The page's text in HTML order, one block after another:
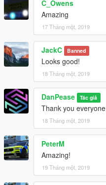
C_Owens
Amazing
17 Tháng một, 2019
JackC Banned
Looks good!
18 Tháng một, 2019
DanPease Tác giả
Thank you everyone
18 Tháng một, 2019
PeterM
Amazing!
19 Tháng một, 2019